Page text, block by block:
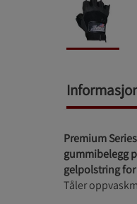
Premium
gummibelegg
gelpolstring
Tåler